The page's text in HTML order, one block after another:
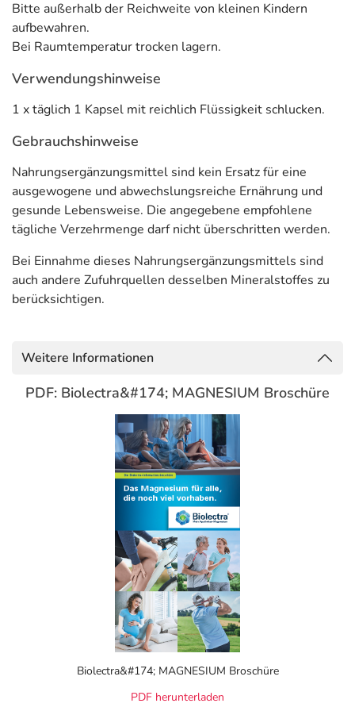
erhöhten Tagesbedarf an Magnesium zu decken. Das
macht die tägliche Aufnahme von Magnesium so
und unkompliziert.
Die pflanzliche Kapselhülle enthält keine tierische
Gelatine und ist
100 % vegan. Darüber hinaus beinhalten
die Kapseln weder Zucker noch Süßstoffe und sind
von Aromen, Farbstoffen, Lactose und Gluten.
Mit dem Biolectra Magnesium Sortiment erhalten Sie
Premium Qualität aus der Apotheke.Die Produkte
werden in Deutschland & Österreich hergestellt und
Gut zu wissen:Die Bioverfügbarkeit unterschiedlicher
Magnesiumsalze (organisch vs. anorganisch) ist
Magnesium nicht zwischen den unterschiedlichen
lediglich bei unterschiedlichen pH-Werten. Entscheidend
die gute Resorptionist das freie Magnesium-Ion.
Obwohl in Deutschland kein Mangel an nährstoffreichen
Lebensmitteln herrscht, sind längst nicht alle Menschen
optimal mit Magnesium versorgt. Eine ausreichende
Magnesiumzufuhr ist besonders wichtig für:
Ältere Personen
Verringerter Appetit im höheren Alter geht häufig auch
mit einer geringeren Nahrungsaufnahme und
Flüssigkeitszufuhr einher, wodurch wichtige
Magnesiumquellen entfallen können. Gleichzeitig bleibt
der Magnesiumbedarf für den Körper unverändert hoch.
Magnesium zu versorgen , kann der Verzehr eines
geeigneten Magnesiumpräparats sinnvoll sein.
Bitte außerhalb der Reichweite von kleinen Kindern
aufbewahren.
Bei Raumtemperatur trocken lagern.
Verwendungshinweise
1 x täglich 1 Kapsel mit reichlich Flüssigkeit schlucken.
Gebrauchshinweise
Nahrungsergänzungsmittel sind kein Ersatz für eine
ausgewogene und abwechslungsreiche Ernährung und
gesunde Lebensweise. Die angegebene empfohlene
tägliche Verzehrmenge darf nicht überschritten werden.
Bei Einnahme dieses Nahrungsergänzungsmittels sind
auch andere Zufuhrquellen desselben Mineralstoffes zu
berücksichtigen.
Weitere Informationen
PDF: Biolectra&#174; MAGNESIUM Broschüre
Biolectra&#174; MAGNESIUM Broschüre
PDF herunterladen